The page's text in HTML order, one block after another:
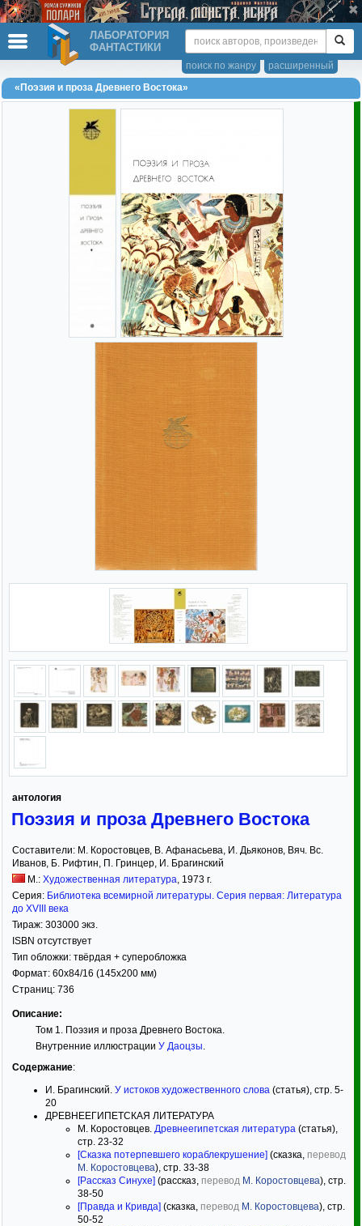
ЛАБОРАТОРИЯ
ФАНТАСТИКИ
расширенный
поиск по жанру
«Поэзия и проза Древнего Востока»
антология
Поэзия и проза Древнего Востока
Составители: М. Коростовцев, В. Афанасьева, И. Дьяконов, Вяч. Вс.
Иванов, Б. Рифтин, П. Гринцер, И. Брагинский
М.: Художественная литература, 1973 г.
Серия: Библиотека всемирной литературы. Серия первая: Литература
до XVIII века
Тираж: 303000 экз.
ISBN отсутствует
Тип обложки: твёрдая + суперобложка
Формат: 60x84/16 (145x200 мм)
Страниц: 736
Описание:
Том 1. Поэзия и проза Древнего Востока.
Внутренние иллюстрации У Даоцзы.
Содержание:
И. Брагинский. У истоков художественного слова (статья), стр. 5-
20
ДРЕВНЕЕГИПЕТСКАЯ ЛИТЕРАТУРА
М. Коростовцев. Древнеегипетская литература (статья),
стр. 23-32
[Сказка потерпевшего кораблекрушение] (сказка, перевод
М. Коростовцева), стр. 33-38
[Рассказ Синухе] (рассказ, перевод М. Коростовцева), стр.
38-50
[Правда и Кривда] (сказка, перевод М. Коростовцева), стр.
50-52